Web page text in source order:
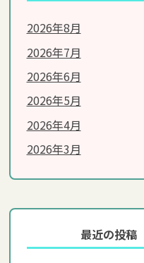
美容・エイジングケア
シミ・しわ
肌荒れ
抜け毛
2026年8月
2026年7月
2026年6月
2026年5月
2026年4月
2026年3月
最近の投稿